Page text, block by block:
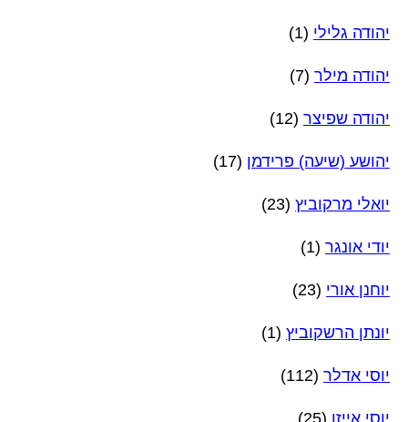
יהודה גלילי (1)
יהודה מילר (7)
יהודה שפיצר (12)
יהושע (שיעה) פרידמן (17)
יואלי מרקוביץ (23)
יודי אונגר (1)
יוחנן אורי (23)
יונתן הרשקוביץ (1)
יוסי אדלר (112)
יוסי אייזן (25)